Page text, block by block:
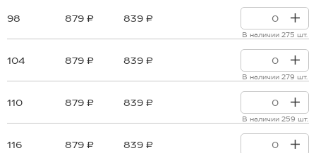
98 879 ₽ 839 ₽
В наличии 275 шт.
104 879 ₽ 839 ₽
В наличии 279 шт.
110 879 ₽ 839 ₽
В наличии 259 шт.
116 879 ₽ 839 ₽